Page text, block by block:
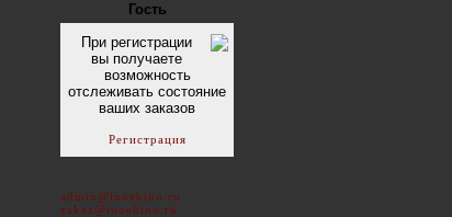
Гость
При регистрации
вы получаете
возможность
отслеживать состояние
ваших заказов
Регистрация
admin@inoekino.ru
zakaz@inoekino.ru